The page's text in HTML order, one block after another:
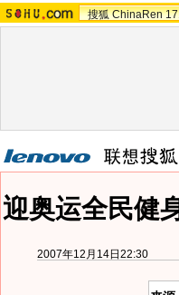
搜狐 ChinaRen
迎奥运全民健
2007年12月14日22:30